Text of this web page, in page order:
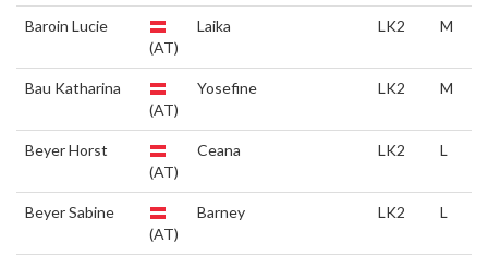
Baroin Lucie
(AT)
Laika LK2 M
Bau Katharina
(AT)
Yosefine LK2 M
Beyer Horst
(AT)
Ceana LK2 L
Beyer Sabine
(AT)
Barney LK2 L